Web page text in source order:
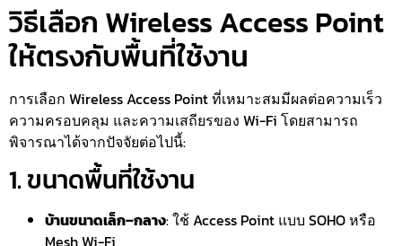
วิธีเลือก Wireless Access Point
ให้ตรงกับพื้นที่ใช้งาน
การเลือก Wireless Access Point ที่เหมาะสมมีผลต่อความเร็ว
ความครอบคลุม และความเสถียรของ Wi-Fi โดยสามารถ
พิจารณาได้จากปัจจัยต่อไปนี้:
1. ขนาดพื้นที่ใช้งาน
บ้านขนาดเล็ก–กลาง: ใช้ Access Point แบบ SOHO หรือ